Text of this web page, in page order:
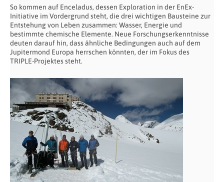
So kommen auf Enceladus, dessen Exploration in der EnEx-
Initiative im Vordergrund steht, die drei wichtigen Bausteine zur
Entstehung von Leben zusammen: Wasser, Energie und
bestimmte chemische Elemente. Neue Forschungserkenntnisse
deuten darauf hin, dass ähnliche Bedingungen auch auf dem
Jupitermond Europa herrschen könnten, der im Fokus des
TRIPLE-Projektes steht.